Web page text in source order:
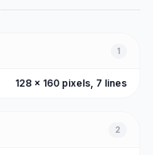
1
128 x 160 pixels, 7 lines
2